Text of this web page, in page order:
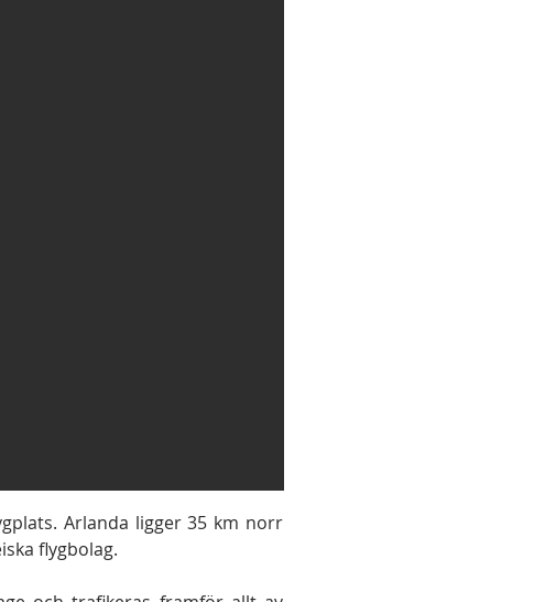
Arlanda ligger 35 km norr
flygbolag.